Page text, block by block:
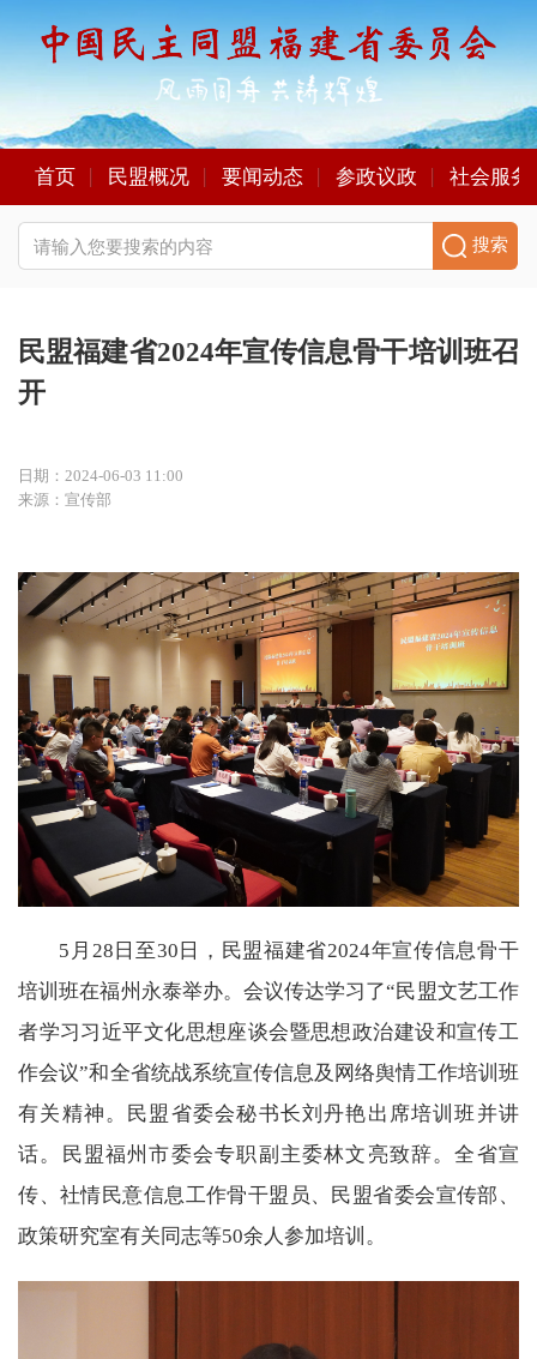
首页 民盟概况 要闻动态 参政议政 社会服务
搜索
民盟福建省2024年宣传信息骨干培训班召
开
日期：2024-06-03 11:00
来源：宣传部
5月28日至30日，民盟福建省2024年宣传信息骨干
培训班在福州永泰举办。会议传达学习了“民盟文艺工作
者学习习近平文化思想座谈会暨思想政治建设和宣传工
作会议”和全省统战系统宣传信息及网络舆情工作培训班
有关精神。民盟省委会秘书长刘丹艳出席培训班并讲
话。民盟福州市委会专职副主委林文亮致辞。全省宣
传、社情民意信息工作骨干盟员、民盟省委会宣传部、
政策研究室有关同志等50余人参加培训。